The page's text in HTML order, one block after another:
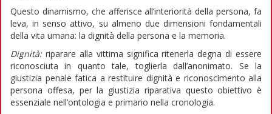
Questo dinamismo, che afferisce all’interiorità della persona, fa
leva, in senso attivo, su almeno due dimensioni fondamentali
della vita umana: la dignità della persona e la memoria.
Dignità:riparare alla vittima significa ritenerla degna di essere
riconosciuta in quanto tale, toglierla dall’anonimato. Se la
giustizia penale fatica a restituire dignità e riconoscimento alla
persona offesa, per la giustizia riparativa questo obiettivo è
essenziale nell’ontologia e primario nella cronologia.